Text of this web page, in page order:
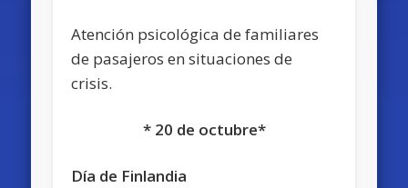
Atención psicológica de familiares
de pasajeros en situaciones de
crisis.
* 20 de octubre*
Día de Finlandia